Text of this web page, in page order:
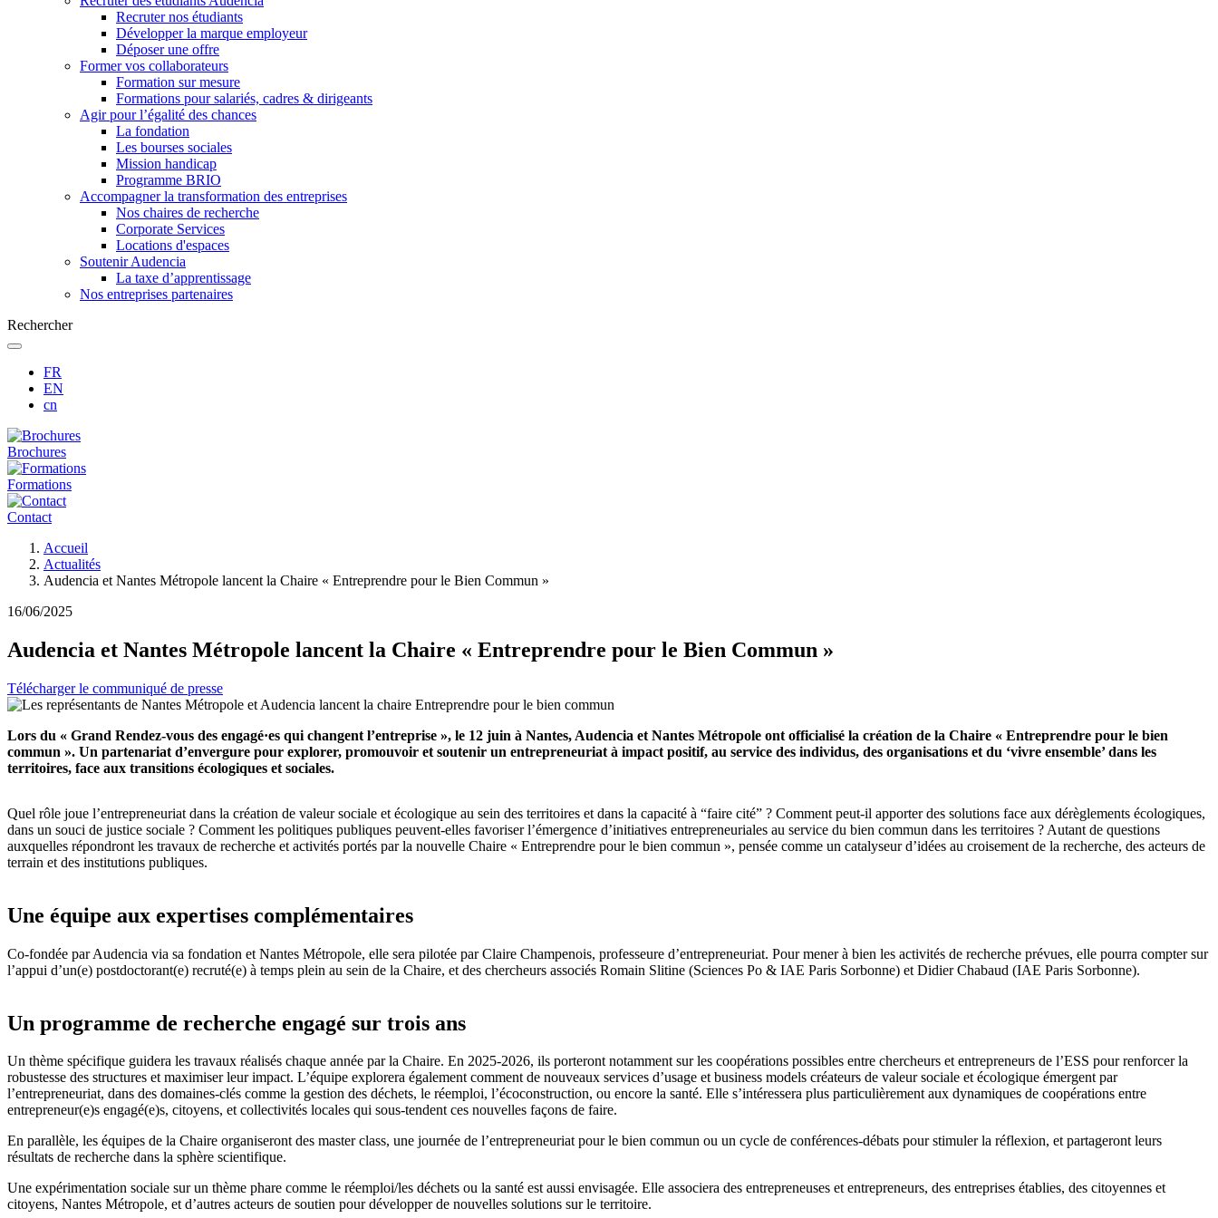
Recruter nos étudiants
Développer la marque employeur
Déposer une offre
Former vos collaborateurs
Formation sur mesure
Formations pour salariés, cadres & dirigeants
Agir pour l’égalité des chances
La fondation
Les bourses sociales
Mission handicap
Programme BRIO
Accompagner la transformation des entreprises
Nos chaires de recherche
Corporate Services
Locations d'espaces
Soutenir Audencia
La taxe d’apprentissage
Nos entreprises partenaires
Rechercher
FR
EN
cn
Brochures
Formations
Contact
d'Ariane
Accueil
Actualités
Audencia et Nantes Métropole lancent la Chaire « Entreprendre pour le Bien Commun »
16/06/2025
Audencia et Nantes Métropole lancent la Chaire « Entreprendre pour le Bien Commun »
Télécharger le communiqué de presse
Lors du « Grand Rendez-vous des engagé·es qui changent l’entreprise », le 12 juin à Nantes, Audencia et Nantes Métropole ont officialisé la création de la Chaire « Entreprendre pour le bien
commun ». Un partenariat d’envergure pour explorer, promouvoir et soutenir un entrepreneuriat à impact positif, au service des individus, des organisations et du ‘vivre ensemble’ dans les
territoires, face aux transitions écologiques et sociales.
Quel rôle joue l’entrepreneuriat dans la création de valeur sociale et écologique au sein des territoires et dans la capacité à “faire cité” ? Comment peut-il apporter des solutions face aux dérèglements écologiques,
dans un souci de justice sociale ? Comment les politiques publiques peuvent-elles favoriser l’émergence d’initiatives entrepreneuriales au service du bien commun dans les territoires ? Autant de questions
auxquelles répondront les travaux de recherche et activités portés par la nouvelle Chaire « Entreprendre pour le bien commun », pensée comme un catalyseur d’idées au croisement de la recherche, des acteurs de
terrain et des institutions publiques.
Une équipe aux expertises complémentaires
Co-fondée par Audencia via sa fondation et Nantes Métropole, elle sera pilotée par Claire Champenois, professeure d’entrepreneuriat. Pour mener à bien les activités de recherche prévues, elle pourra compter sur
l’appui d’un(e) postdoctorant(e) recruté(e) à temps plein au sein de la Chaire, et des chercheurs associés Romain Slitine (Sciences Po & IAE Paris Sorbonne) et Didier Chabaud (IAE Paris Sorbonne).
Un programme de recherche engagé sur trois ans
Un thème spécifique guidera les travaux réalisés chaque année par la Chaire. En 2025-2026, ils porteront notamment sur les coopérations possibles entre chercheurs et entrepreneurs de l’ESS pour renforcer la
robustesse des structures et maximiser leur impact. L’équipe explorera également comment de nouveaux services d’usage et business models créateurs de valeur sociale et écologique émergent par
l’entrepreneuriat, dans des domaines-clés comme la gestion des déchets, le réemploi, l’écoconstruction, ou encore la santé. Elle s’intéressera plus particulièrement aux dynamiques de coopérations entre
entrepreneur(e)s engagé(e)s, citoyens, et collectivités locales qui sous-tendent ces nouvelles façons de faire.
En parallèle, les équipes de la Chaire organiseront des master class, une journée de l’entrepreneuriat pour le bien commun ou un cycle de conférences-débats pour stimuler la réflexion, et partageront leurs
résultats de recherche dans la sphère scientifique.
Une expérimentation sociale sur un thème phare comme le réemploi/les déchets ou la santé est aussi envisagée. Elle associera des entrepreneuses et entrepreneurs, des entreprises établies, des citoyennes et
citoyens, Nantes Métropole, et d’autres acteurs de soutien pour développer de nouvelles solutions sur le territoire.